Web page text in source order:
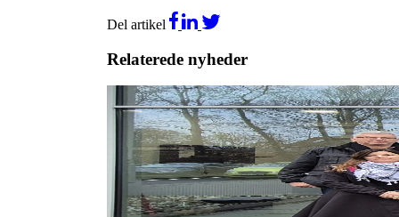
Del artikel
Relaterede nyheder